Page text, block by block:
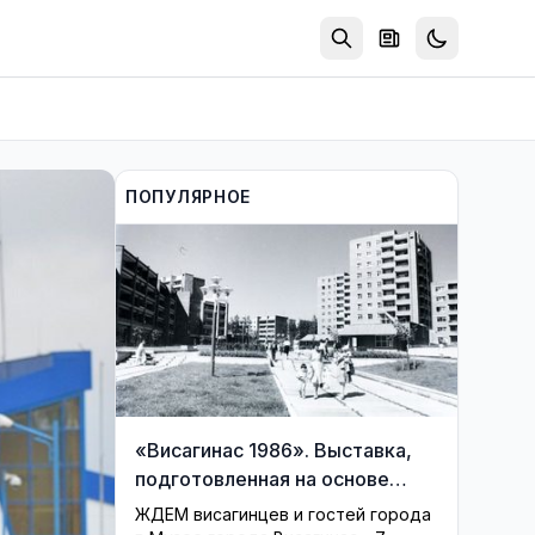
ПОПУЛЯРНОЕ
«Висагинас 1986». Выставка,
подготовленная на основе
фондов музея, возвращает
ЖДЕМ висагинцев и гостей города